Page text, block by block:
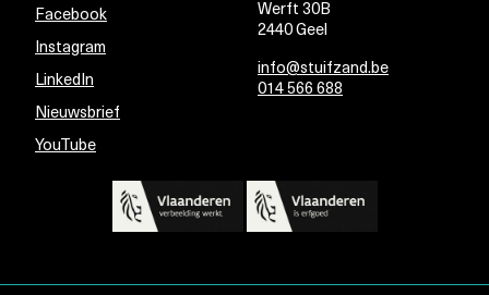
Facebook
Instagram
LinkedIn
Nieuwsbrief
YouTube
Werft 30B
2440 Geel
info@stuifzand.be
014 566 688